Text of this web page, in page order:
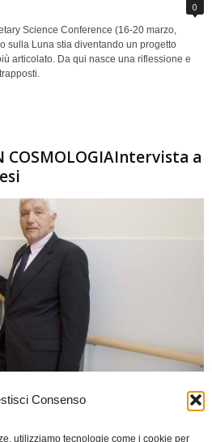
Consenso
utilizziamo tecnologie come i cookie per
0
Science Conference (16-20 marzo,
sulla Luna stia diventando un progetto
articolato. Da qui nasce una riflessione e
COSMOLOGIAIntervista a
0
Planck. Il dialogo ripercorre i principali